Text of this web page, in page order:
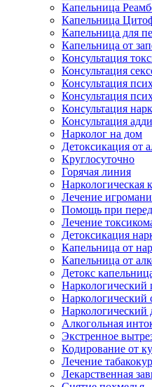
Капельница
Капельница
Капельница для
Капельница от
Консультация
Консультация
Консультация
Консультация
Консультация
Консультация
Нарколог на дом
Детоксикация от
Круглосуточно
Горячая линия
Наркологическая
Лечение
Помощь при
Лечение
Детоксикация
Капельница от
Капельница от
Детокс
Наркологический
Наркологический
Наркологический
Алкогольная
Экстренное
Кодирование от
Лечение
Лекарственная